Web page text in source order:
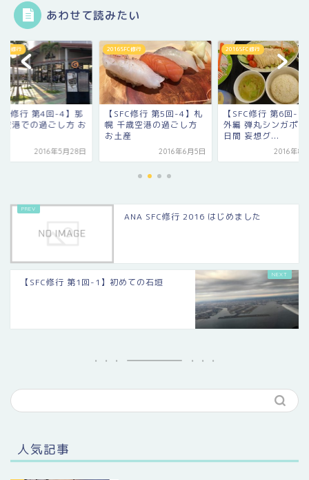
あわせて読みたい
修行
修行 第4回-4】那
空港での過ごし方 お
2016年5月28日
2016SFC修行
【SFC修行 第5回-4】札
幌 千歳空港の過ごし方
お土産
2016年6月5日
2016SFC修行
【SFC修行 第6回-9
外編 弾丸シンガポ
日間 妄想グ...
2016年8
ANA SFC修行 2016 はじめました
【SFC修行 第1回-1】初めての石垣
人気記事